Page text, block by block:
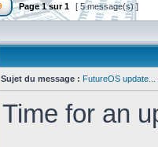
Page1sur1 [ 5 message(s) ]
Sujet du message : FutureOS update...
Time for an